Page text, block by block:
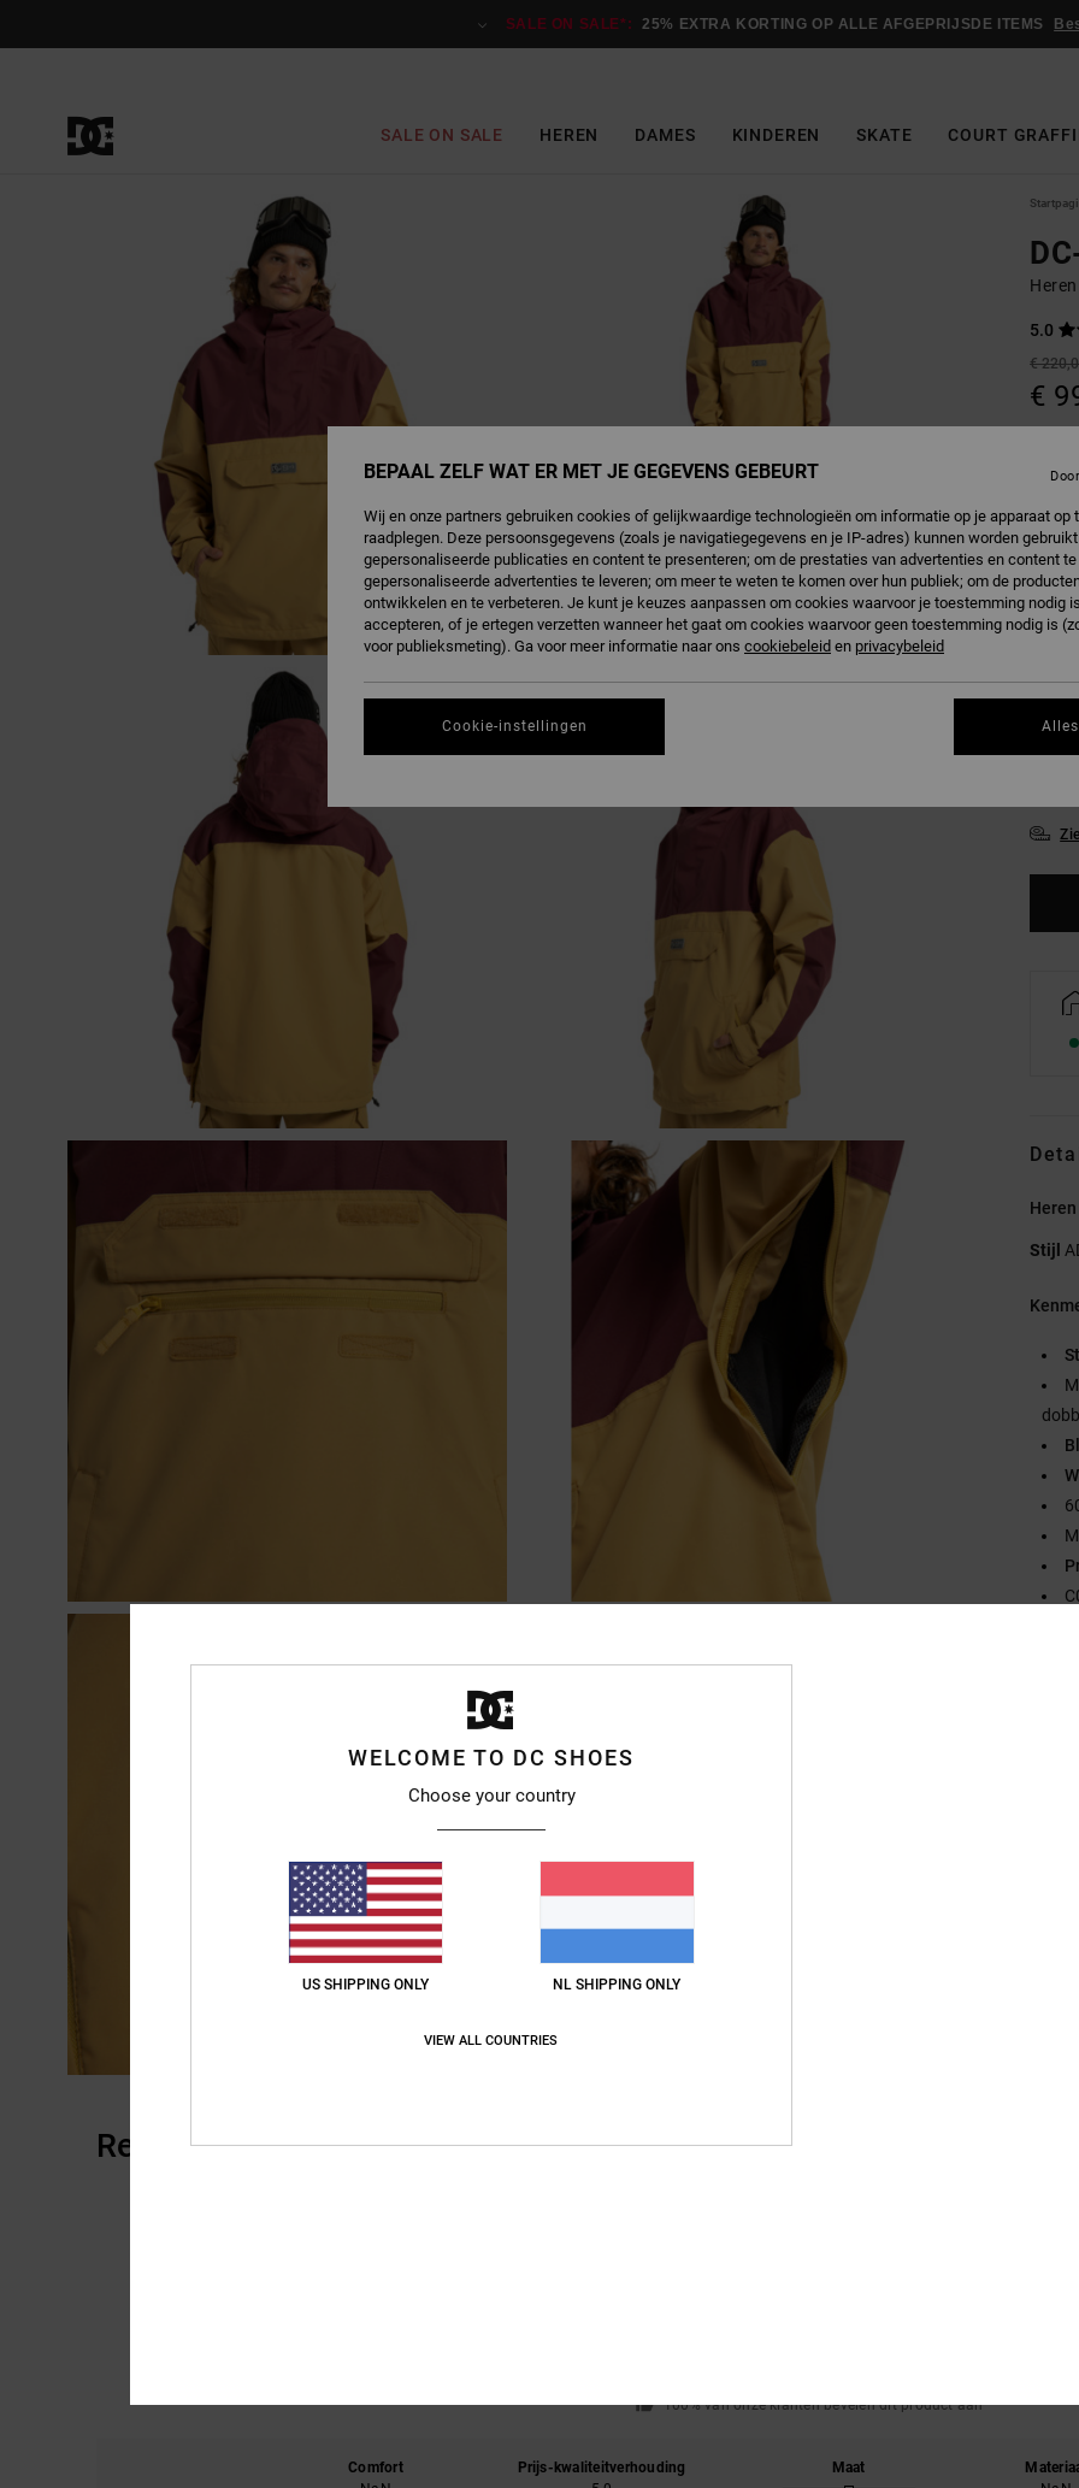
SALE ON SALE*: 25% EXTRA KORTING OP ALLE AFGEPRIJSDE ITEMS
SALE ON SALE HEREN DAMES KINDEREN SKATE COURT
5.0
€
€
SALE
Kleur
Stijl
Reviews van klanten
100% van onze klanten bevelen dit product aan
Comfort
Prijs-kwaliteitverhouding
Maat
WELCOME TO DC SHOES
Choose your country
US SHIPPING ONLY NL SHIPPING ONLY
VIEW ALL COUNTRIES
BEPAAL ZELF WAT ER MET JE GEGEVENS GEBEURT
Wij en onze partners gebruiken cookies of gelijkwaardige technologieën om informatie op je apparaat op
raadplegen. Deze persoonsgegevens (zoals je navigatiegegevens en je IP-adres) kunnen worden
gepersonaliseerde publicaties en content te presenteren; om de prestaties van advertenties en content
gepersonaliseerde advertenties te leveren; om meer te weten te komen over hun publiek; om de
ontwikkelen en te verbeteren. Je kunt je keuzes aanpassen om cookies waarvoor je toestemming nodig
accepteren, of je ertegen verzetten wanneer het gaat om cookies waarvoor geen toestemming nodig is
voor publieksmeting). Ga voor meer informatie naar ons cookiebeleid en privacybeleid
Cookie-instellingen